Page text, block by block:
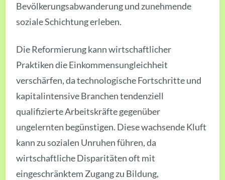
Bevölkerungsabwanderung und zunehmende
soziale Schichtung erleben.
Die Reformierung kann wirtschaftlicher
Praktiken die Einkommensungleichheit
verschärfen, da technologische Fortschritte und
kapitalintensive Branchen tendenziell
qualifizierte Arbeitskräfte gegenüber
ungelernten begünstigen. Diese wachsende Kluft
kann zu sozialen Unruhen führen, da
wirtschaftliche Disparitäten oft mit
eingeschränktem Zugang zu Bildung,